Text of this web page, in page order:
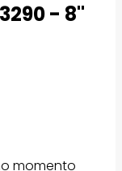
- 8"
momento